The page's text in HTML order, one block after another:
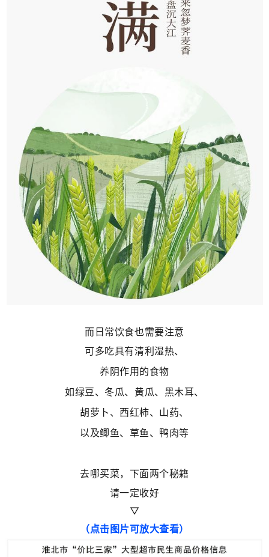
而日常饮食也需要注意
可多吃具有清利湿热、
养阴作用的食物
如绿豆、冬瓜、黄瓜、黑木耳、
胡萝卜、 西红柿、山药、
以及鲫鱼、草鱼、鸭肉等
去哪买菜，下面两个秘籍
请一定收好
▽
（点击图片可放大查看）